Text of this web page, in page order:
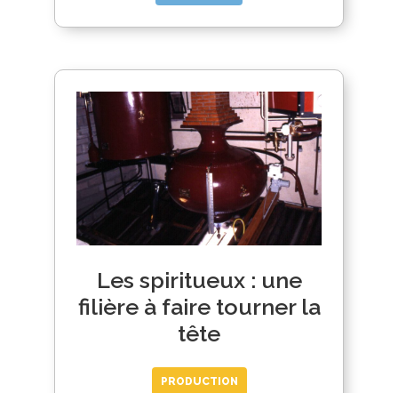
Les spiritueux : une
filière à faire tourner la
tête
PRODUCTION